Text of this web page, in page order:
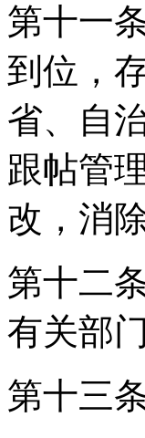
第十一
到位，
省、自
跟帖管
改，消
第十二
有关部
第十三